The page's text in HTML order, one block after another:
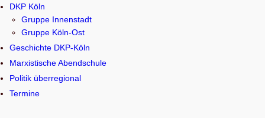
c
h
e
n
DKP Köln
Gruppe Innenstadt
Gruppe Köln-Ost
Geschichte DKP-Köln
Marxistische Abendschule
Politik überregional
Termine